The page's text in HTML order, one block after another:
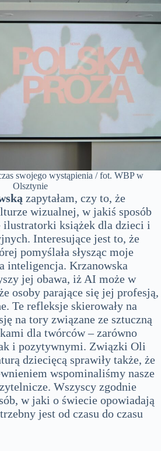
swojego wystąpienia / fot. WBP w
Olsztynie
zapytałam, czy to, że
wizualnej, w jakiś sposób
ilustratorki książek dla dzieci i
Interesujące jest to, że
pomyślała słysząc moje
inteligencja. Krzanowska
jej obawa, iż AI może w
osoby parające się jej profesją,
Te refleksje skierowały na
na tory związane ze sztuczną
dla twórców – zarówno
i pozytywnymi. Związki Oli
dziecięcą sprawiły także, że
wspominaliśmy nasze
Wszyscy zgodnie
w jaki o świecie opowiadają
jest od czasu do czasu